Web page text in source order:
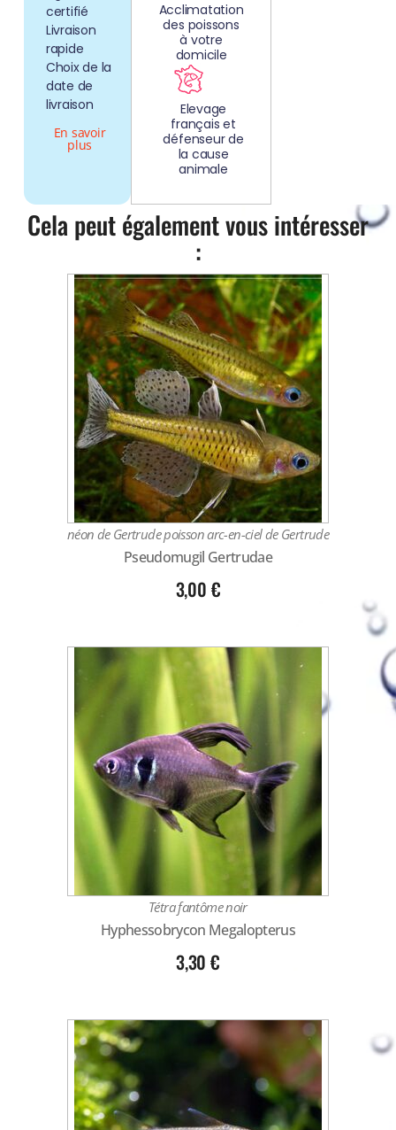
certifié
Livraison
rapide
Choix de la
date de
livraison
En savoir
plus
Acclimatation
des poissons
à votre
domicile
Elevage
français et
défenseur de
la cause
animale
Cela peut également vous intéresser
:
néon de Gertrude poisson arc-en-ciel de Gertrude
Pseudomugil Gertrudae
3,00 €
Tétra fantôme noir
Hyphessobrycon Megalopterus
3,30€